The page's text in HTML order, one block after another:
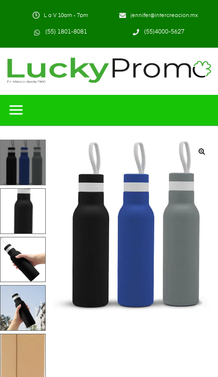
L a V 10am - 7pm jennifer@intercreacion.mx
(55) 1801-8081 (55)4000-5627